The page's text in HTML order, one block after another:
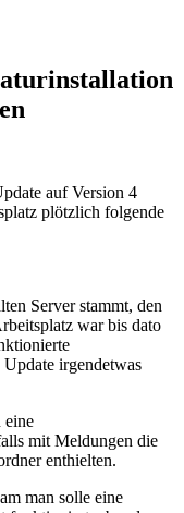
auf Version 4
plötzlich folgende
Server stammt, den
war bis dato
irgendetwas
eine
mit Meldungen die
enthielten.
man solle eine